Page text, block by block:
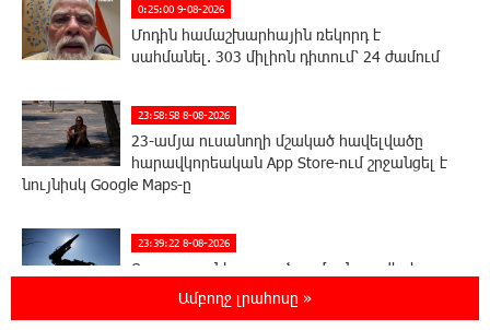
0:25:00 9-08-2026
Մոդին համաշխարհային ռեկորդ է
սահմանել. 303 միլիոն դիտում՝ 24 ժամում
23:58:58 8-08-2026
23-ամյա ուսանողի մշակած հավելվածը
հարավկորեական App Store-ում շրջանցել է
նույնիսկ Google Maps-ը
23:39:22 8-08-2026
Ռուսաստանի տարածքում ոչնչացվել է
ուկրաինական 360 անօդաչու թռչող սարք
Ամբողջ լրահոսը »